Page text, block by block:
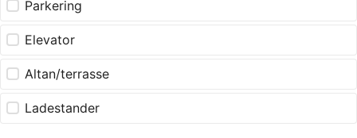
Parkering
Elevator
Altan/terrasse
Ladestander